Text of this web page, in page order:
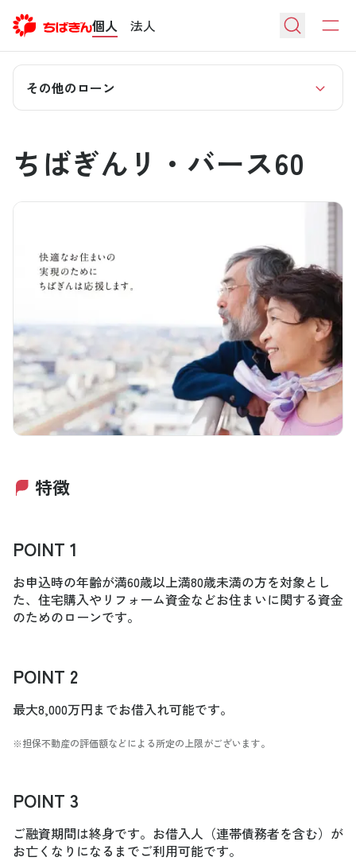
個人 法人
その他のローン
ちばぎんリ・バース60
特徴
POINT 1
お申込時の年齢が満60歳以上満80歳未満の方を対象とし
た、住宅購入やリフォーム資金などお住まいに関する資金
のためのローンです。
POINT 2
最大8,000万円までお借入れ可能です。
※担保不動産の評価額などによる所定の上限がございます。
POINT 3
ご融資期間は終身です。お借入人（連帯債務者を含む）が
お亡くなりになるまでご利用可能です。